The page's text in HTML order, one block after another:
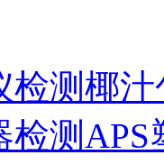
检测椰
检测